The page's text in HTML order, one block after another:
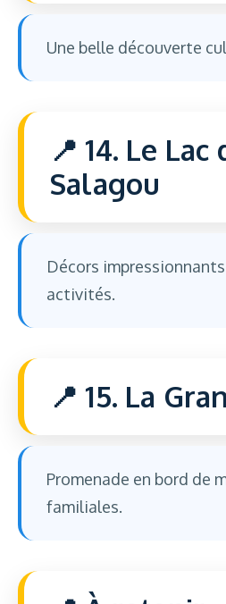
Une belle découverte
14. Le Lac
Salagou
Décors
activités.
15. La
Promenade en bord de
familiales.